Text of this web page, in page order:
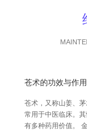
苍术的功效与作
苍术，又称山姜、
常用于中医临床。
有多种药用价值。